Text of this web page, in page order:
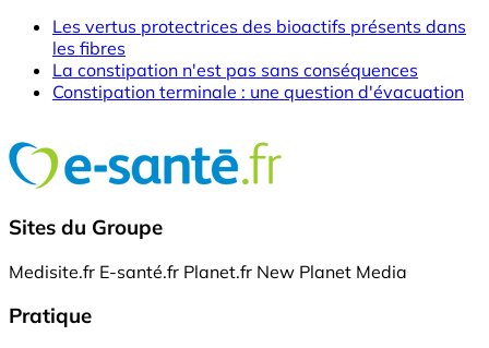
Les vertus protectrices des bioactifs présents dans
les fibres
La constipation n'est pas sans conséquences
Constipation terminale : une question d'évacuation
Sites du Groupe
Medisite.fr E-santé.fr Planet.fr New Planet Media
Pratique